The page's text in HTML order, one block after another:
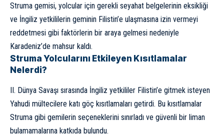
Struma gemisi, yolcular için gerekli seyahat belgelerinin eksikliği
ve İngiliz yetkililerin geminin Filistin’e ulaşmasına izin vermeyi
reddetmesi gibi faktörlerin bir araya gelmesi nedeniyle
Karadeniz’de mahsur kaldı.
Struma Yolcularını Etkileyen Kısıtlamalar
Nelerdi?
II. Dünya Savaşı sırasında İngiliz yetkililer Filistin’e gitmek isteyen
Yahudi mültecilere katı göç kısıtlamaları getirdi. Bu kısıtlamalar
Struma gibi gemilerin seçeneklerini sınırladı ve güvenli bir liman
bulamamalarına katkıda bulundu.